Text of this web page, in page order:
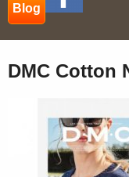
Blog
DMC Cotton